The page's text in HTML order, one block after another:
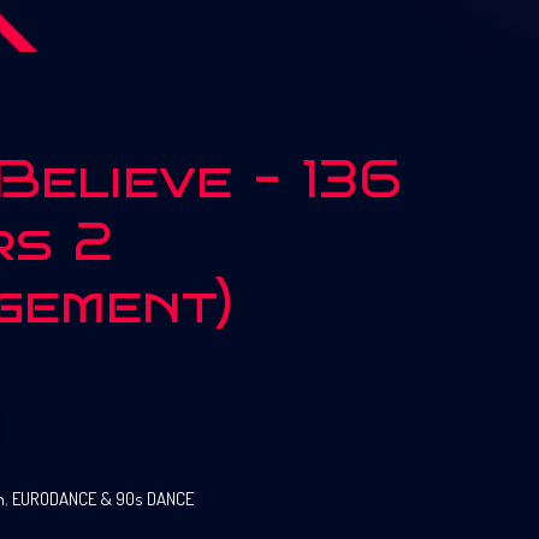
– 136
2
, EURODANCE & 90s DANCE